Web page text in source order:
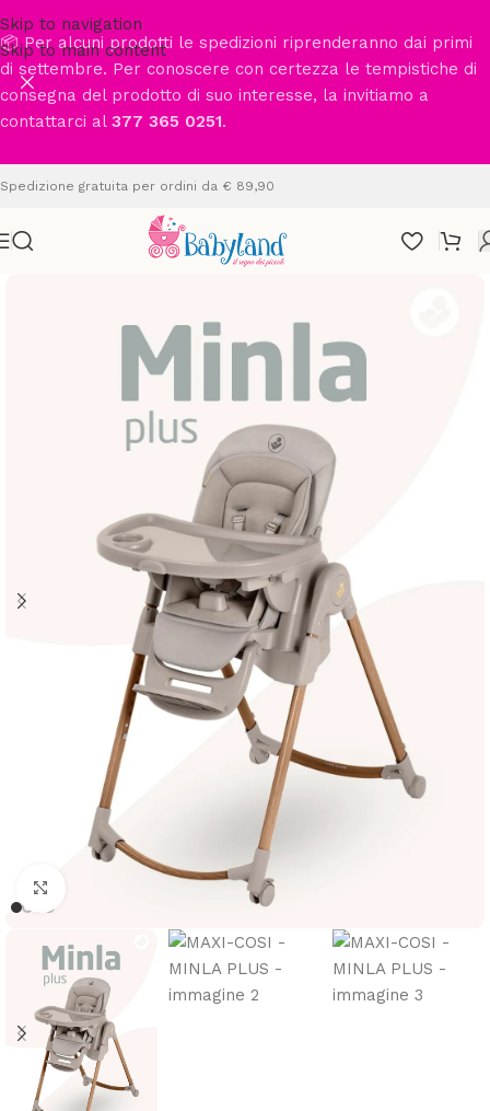
Skip to navigation
Skip to main content
📦 Per alcuni prodotti le spedizioni riprenderanno dai primi
di settembre. Per conoscere con certezza le tempistiche di
consegna del prodotto di suo interesse, la invitiamo a
contattarci al 377 365 0251.
Spedizione gratuita per ordini da € 89,90